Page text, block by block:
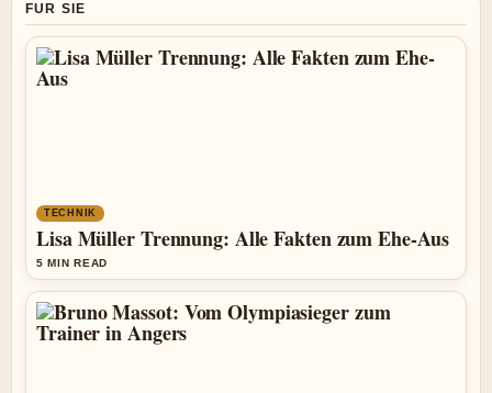
FUR SIE
TECHNIK
Lisa Müller Trennung: Alle Fakten zum Ehe-Aus
5 MIN READ